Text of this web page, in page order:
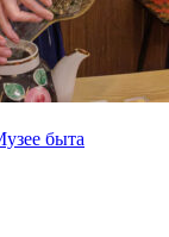
быта